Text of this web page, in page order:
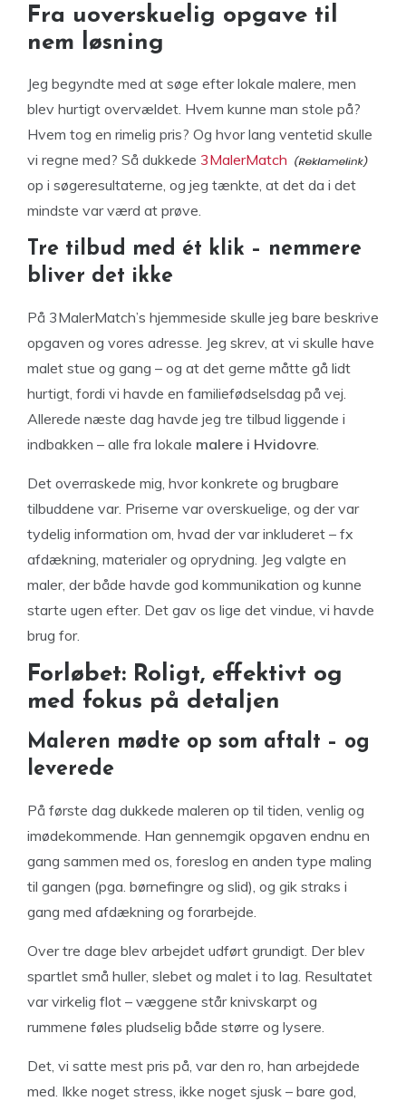
Fra uoverskuelig opgave til
nem løsning
Jeg begyndte med at søge efter lokale malere, men
blev hurtigt overvældet. Hvem kunne man stole på?
Hvem tog en rimelig pris? Og hvor lang ventetid skulle
vi regne med? Så dukkede 3MalerMatch
op i søgeresultaterne, og jeg tænkte, at det da i det
mindste var værd at prøve.
Tre tilbud med ét klik – nemmere
bliver det ikke
På 3MalerMatch’s hjemmeside skulle jeg bare beskrive
opgaven og vores adresse. Jeg skrev, at vi skulle have
malet stue og gang – og at det gerne måtte gå lidt
hurtigt, fordi vi havde en familiefødselsdag på vej.
Allerede næste dag havde jeg tre tilbud liggende i
indbakken – alle fra lokale malere i Hvidovre.
Det overraskede mig, hvor konkrete og brugbare
tilbuddene var. Priserne var overskuelige, og der var
tydelig information om, hvad der var inkluderet – fx
afdækning, materialer og oprydning. Jeg valgte en
maler, der både havde god kommunikation og kunne
starte ugen efter. Det gav os lige det vindue, vi havde
brug for.
Forløbet: Roligt, effektivt og
med fokus på detaljen
Maleren mødte op som aftalt – og
leverede
På første dag dukkede maleren op til tiden, venlig og
imødekommende. Han gennemgik opgaven endnu en
gang sammen med os, foreslog en anden type maling
til gangen (pga. børnefingre og slid), og gik straks i
gang med afdækning og forarbejde.
Over tre dage blev arbejdet udført grundigt. Der blev
spartlet små huller, slebet og malet i to lag. Resultatet
var virkelig flot – væggene står knivskarpt og
rummene føles pludselig både større og lysere.
Det, vi satte mest pris på, var den ro, han arbejdede
med. Ikke noget stress, ikke noget sjusk – bare god,